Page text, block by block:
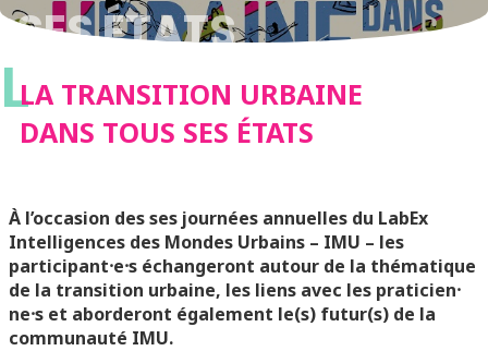
SES ÉTATS
LLA TRANSITION URBAINE
DANS TOUS SES ÉTATS
À l’occasion des ses journées annuelles du LabEx
Intelligences des Mondes Urbains – IMU – les
participant⸱e⸱s échangeront autour de la thématique
de la transition urbaine, les liens avec les praticien⸱
ne⸱s et aborderont également le(s) futur(s) de la
communauté IMU.